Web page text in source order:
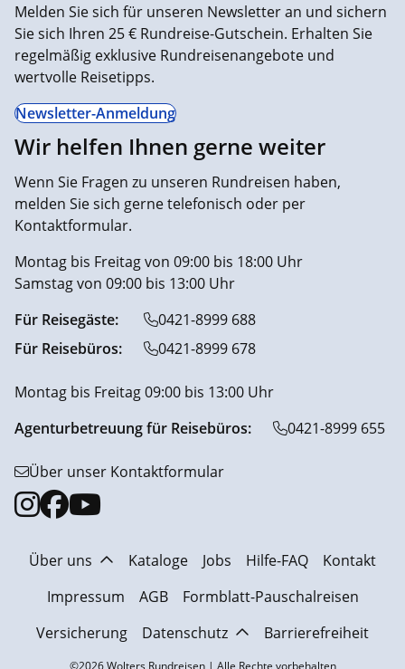
Melden Sie sich für unseren Newsletter an und sichern
Sie sich Ihren 25 € Rundreise-Gutschein. Erhalten Sie
regelmäßig exklusive Rundreisenangebote und
wertvolle Reisetipps.
Newsletter-Anmeldung
Wir helfen Ihnen gerne weiter
Wenn Sie Fragen zu unseren Rundreisen haben,
melden Sie sich gerne telefonisch oder per
Kontaktformular.
Montag bis Freitag von 09:00 bis 18:00 Uhr
Samstag von 09:00 bis 13:00 Uhr
Für Reisegäste:
0421-8999 688
Für Reisebüros:
0421-8999 678
Montag bis Freitag 09:00 bis 13:00 Uhr
Agenturbetreuung für Reisebüros:
0421-8999 655
Über unser Kontaktformular
Über uns Kataloge Jobs Hilfe-FAQ
Kontakt
Impressum
AGB
Formblatt-Pauschalreisen
Versicherung
Datenschutz Barrierefreiheit
©2026 Wolters Rundreisen | Alle Rechte vorbehalten